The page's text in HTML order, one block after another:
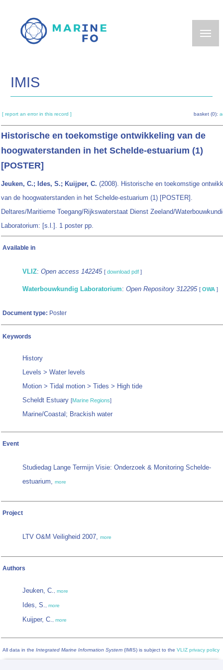
main
IMIS
[ report an error in this record ] basket (0):
Historische en toekomstige ontwikkeling van de
hoogwaterstanden in het Schelde-estuarium (1)
[POSTER]
Jeuken, C.; Ides, S.; Kuijper, C. (2008). Historische en toekomstige
van de hoogwaterstanden in het Schelde-estuarium (1) [POSTER].
Deltares/Maritieme Toegang/Rijkswaterstaat Dienst Zeeland/
Laboratorium: [s.l.]. 1 poster pp.
Available in
VLIZ: Open access 142245 [ download pdf ]
Waterbouwkundig Laboratorium: Open Repository 312295 [ OWA ]
Document type: Poster
Keywords
History
Levels > Water levels
Motion > Tidal motion > Tides > High tide
Scheldt Estuary [Marine Regions]
Marine/Coastal; Brackish water
Event
Studiedag Lange Termijn Visie: Onderzoek & Monitoring Schelde-
estuarium, more
Project
LTV O&M Veiligheid 2007, more
Authors
Jeuken, C., more
Ides, S., more
Kuijper, C., more
All data in the Integrated Marine Information System (IMIS) is subject to the VLIZ privacy policy